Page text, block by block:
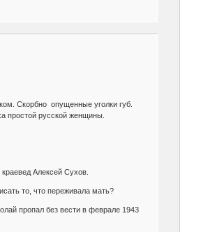
Скорбно опущенные уголки губ.
простой русской женщины.
Алексей Сухов.
то, что переживала мать?
пропал без вести в феврале 1943